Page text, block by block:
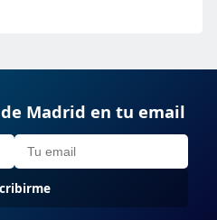
Madrid en tu email